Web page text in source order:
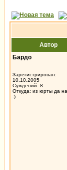
Автор
Бардо
Зарегистрирован:
10.10.2005
Суждений: 8
Откуда: из юрты да
:)